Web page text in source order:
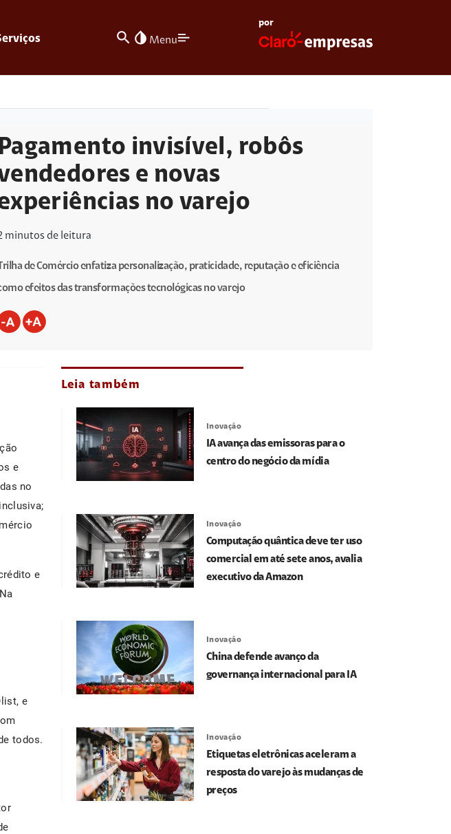
search invert_colors Menu
por
invisível, robôs
e novas
no varejo
minutos de leitura
de Comércio enfatiza personalização, praticidade, reputação e eficiência
efeitos das transformações tecnológicas no varejo
e
no
e
e
todos.
Leia também
Inovação
IA avança das emissoras para o
centro do negócio da mídia
Inovação
Computação quântica deve ter uso
comercial em até sete anos, avalia
executivo da Amazon
Inovação
China defende avanço da
governança internacional para IA
Inovação
Etiquetas eletrônicas aceleram a
resposta do varejo às mudanças de
preços